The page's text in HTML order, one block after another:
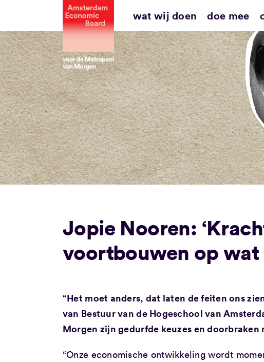
inhoud
wat wij doen doe mee
Jopie Nooren:
voortbouwen op wat
“Het moet anders, dat laten de feiten ons
van Bestuur van de Hogeschool van
Morgen zijn gedurfde keuzes en
“Onze economische ontwikkeling wordt